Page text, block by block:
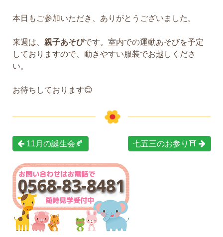
本日もご参加いただき、ありがとうございました。
来週は、 親子あそびです。室内での運動あそびを予定
しておりますので、動きやすい服装でお越しくださ
い。
お待ちしております😊
11月の誕生会🍂 七五三のお参り⛩